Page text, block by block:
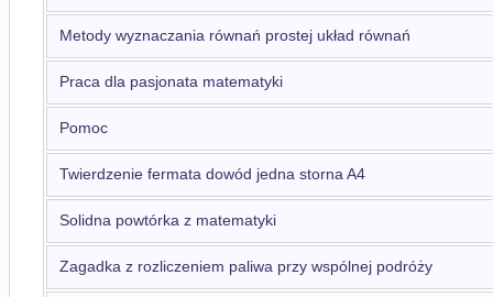
Metody wyznaczania równań prostej układ równań
Praca dla pasjonata matematyki
Pomoc
Twierdzenie fermata dowód jedna storna A4
Solidna powtórka z matematyki
Zagadka z rozliczeniem paliwa przy wspólnej podróży